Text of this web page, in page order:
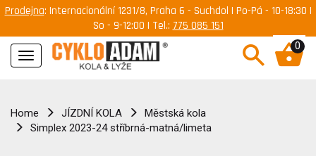
Prodejna: Internacionální 1231/8, Praha 6 - Suchdol | Po-Pá - 10-18:30 |
So - 9-12:00 | Tel.: 775 085 151
Navigace
0
Home JÍZDNÍ KOLA
Městská kola
Simplex 2023-24 stříbrná-matná/limeta